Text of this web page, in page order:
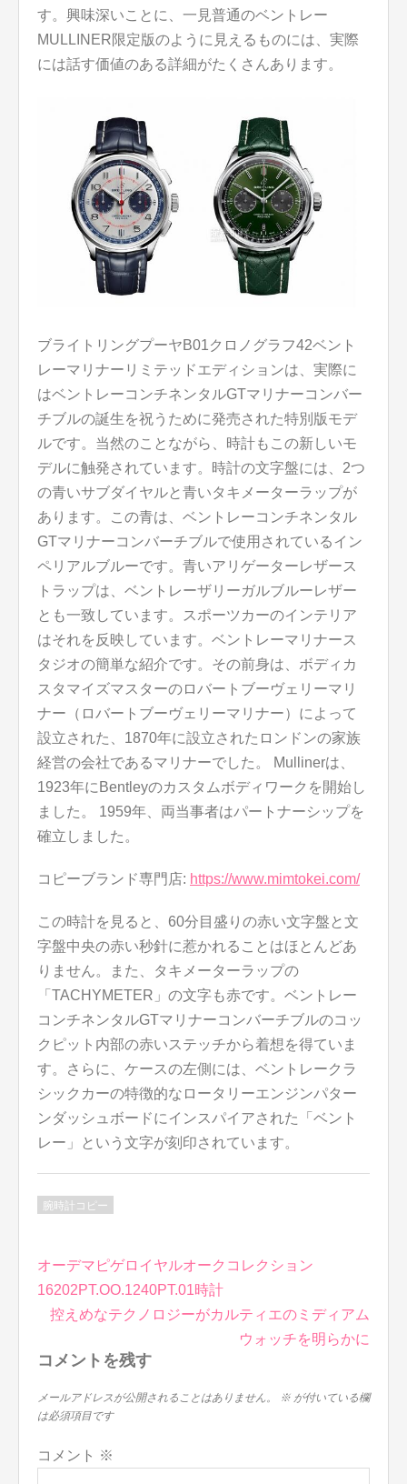
す。興味深いことに、一見普通のベントレー
MULLINER限定版のように見えるものには、実際
には話す価値のある詳細がたくさんあります。
ブライトリングプーヤB01クロノグラフ42ベント
レーマリナーリミテッドエディションは、実際に
はベントレーコンチネンタルGTマリナーコンバー
チブルの誕生を祝うために発売された特別版モデ
ルです。当然のことながら、時計もこの新しいモ
デルに触発されています。時計の文字盤には、2つ
の青いサブダイヤルと青いタキメーターラップが
あります。この青は、ベントレーコンチネンタル
GTマリナーコンバーチブルで使用されているイン
ペリアルブルーです。青いアリゲーターレザース
トラップは、ベントレーザリーガルブルーレザー
とも一致しています。スポーツカーのインテリア
はそれを反映しています。ベントレーマリナース
タジオの簡単な紹介です。その前身は、ボディカ
スタマイズマスターのロバートブーヴェリーマリ
ナー（ロバートブーヴェリーマリナー）によって
設立された、1870年に設立されたロンドンの家族
経営の会社であるマリナーでした。 Mullinerは、
1923年にBentleyのカスタムボディワークを開始し
ました。 1959年、両当事者はパートナーシップを
確立しました。
コピーブランド専門店: https://www.mimtokei.com/
この時計を見ると、60分目盛りの赤い文字盤と文
字盤中央の赤い秒針に惹かれることはほとんどあ
りません。また、タキメーターラップの
「TACHYMETER」の文字も赤です。ベントレー
コンチネンタルGTマリナーコンバーチブルのコッ
クピット内部の赤いステッチから着想を得ていま
す。さらに、ケースの左側には、ベントレークラ
シックカーの特徴的なロータリーエンジンパター
ンダッシュボードにインスパイアされた「ベント
レー」という文字が刻印されています。
腕時計コピー
投
稿
ナ
ゲ
シ
ョ
オーデマピゲロイヤルオークコレクション
16202PT.OO.1240PT.01時計
控えめなテクノロジーがカルティエのミディアム
ウォッチを明らかに
コメントを残す
メールアドレスが公開されることはありません。 ※ が付いている欄
は必須項目です
コメント ※